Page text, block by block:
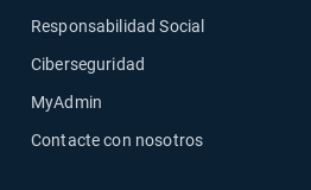
Responsabilidad Social
Ciberseguridad
MyAdmin
Contacte con nosotros